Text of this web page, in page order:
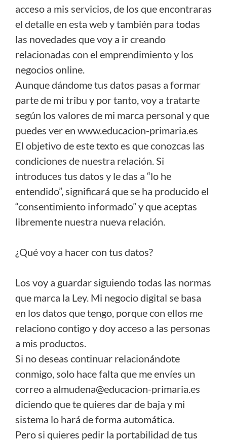
acceso a mis servicios, de los que encontraras
el detalle en esta web y también para todas
las novedades que voy a ir creando
relacionadas con el emprendimiento y los
negocios online.
Aunque dándome tus datos pasas a formar
parte de mi tribu y por tanto, voy a tratarte
según los valores de mi marca personal y que
puedes ver en www.educacion-primaria.es
El objetivo de este texto es que conozcas las
condiciones de nuestra relación. Si
introduces tus datos y le das a “lo he
entendido”, significará que se ha producido el
“consentimiento informado” y que aceptas
libremente nuestra nueva relación.
¿Qué voy a hacer con tus datos?
Los voy a guardar siguiendo todas las normas
que marca la Ley. Mi negocio digital se basa
en los datos que tengo, porque con ellos me
relaciono contigo y doy acceso a las personas
a mis productos.
Si no deseas continuar relacionándote
conmigo, solo hace falta que me envíes un
correo a almudena@educacion-primaria.es
diciendo que te quieres dar de baja y mi
sistema lo hará de forma automática.
Pero si quieres pedir la portabilidad de tus